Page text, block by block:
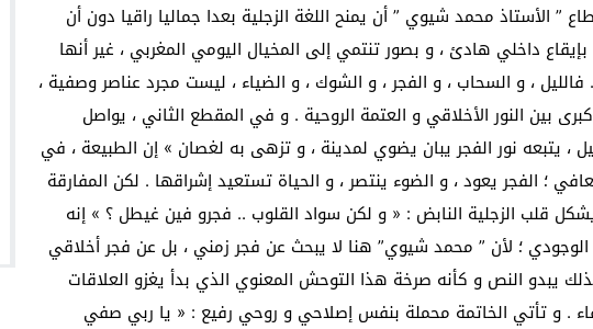
” الأستاذ محمد شيوي ” أن يمنح اللغة الزجلية بعدا جماليا راقيا دون أن
داخلي هادئ ، و بصور تنتمي إلى المخيال اليومي المغربي ، غير أنها
، و السحاب ، و الفجر ، و الشوك ، و الضياء ، ليست مجرد عناصر وصفية ،
بين النور الأخلاقي و العتمة الروحية . و في المقطع الثاني ، يواصل
، يتبعه نور الفجر يبان يضوي لمدينة ، و تزهى به لغصان » إن الطبيعة ، في
؛ الفجر يعود ، و الضوء ينتصر ، و الحياة تستعيد إشراقها . لكن المفارقة
قلب الزجلية النابض : « و لكن سواد القلوب .. فجرو فين غيطل ؟ » إنه
؛ لأن ” محمد شيوي” هنا لا يبحث عن فجر زمني ، بل عن فجر أخلاقي
يبدو النص و كأنه صرخة هذا التوحش المعنوي الذي بدأ يغزو العلاقات
. و تأتي الخاتمة محملة بنفس إصلاحي و روحي رفيع : « يا ربي صفي